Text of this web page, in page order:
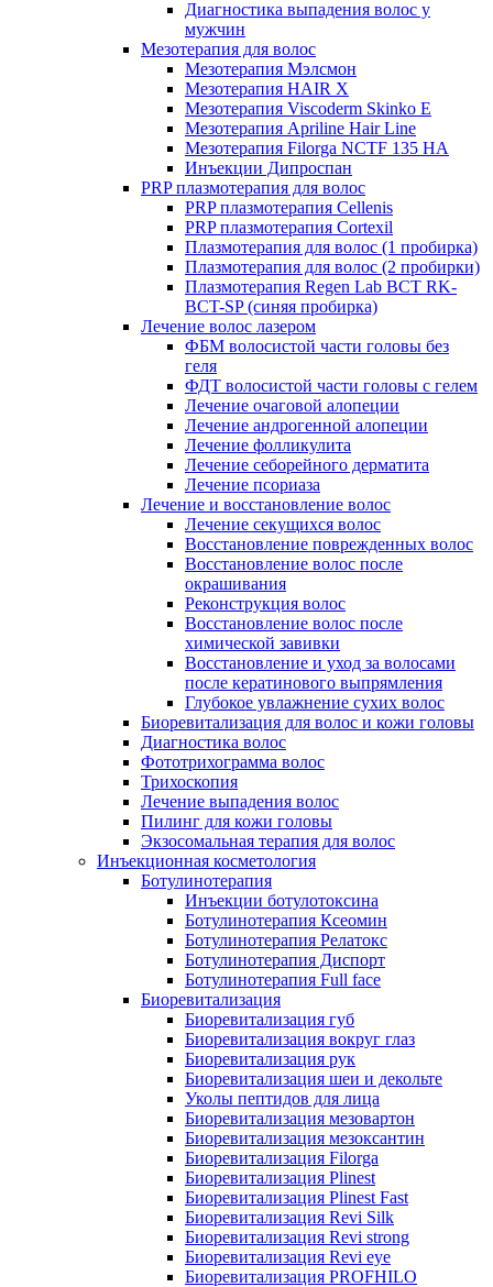
Диагностика выпадения волос у
мужчин
Мезотерапия для волос
Мезотерапия Мэлсмон
Мезотерапия HAIR X
Мезотерапия Viscoderm Skinko E
Мезотерапия Apriline Hair Line
Мезотерапия Filorga NCTF 135 HA
Инъекции Дипроспан
PRP плазмотерапия для волос
PRP плазмотерапия Cellenis
PRP плазмотерапия Cortexil
Плазмотерапия для волос (1 пробирка)
Плазмотерапия для волос (2 пробирки)
Плазмотерапия Regen Lab BCT RK-
BCT-SP (синяя пробирка)
Лечение волос лазером
ФБМ волосистой части головы без
геля
ФДТ волосистой части головы с гелем
Лечение очаговой алопеции
Лечение андрогенной алопеции
Лечение фолликулита
Лечение себорейного дерматита
Лечение псориаза
Лечение и восстановление волос
Лечение секущихся волос
Восстановление поврежденных волос
Восстановление волос после
окрашивания
Реконструкция волос
Восстановление волос после
химической завивки
Восстановление и уход за волосами
после кератинового выпрямления
Глубокое увлажнение сухих волос
Биоревитализация для волос и кожи головы
Диагностика волос
Фототрихограмма волос
Трихоскопия
Лечение выпадения волос
Пилинг для кожи головы
Экзосомальная терапия для волос
Инъекционная косметология
Ботулинотерапия
Инъекции ботулотоксина
Ботулинотерапия Ксеомин
Ботулинотерапия Релатокс
Ботулинотерапия Диспорт
Ботулинотерапия Full face
Биоревитализация
Биоревитализация губ
Биоревитализация вокруг глаз
Биоревитализация рук
Биоревитализация шеи и декольте
Уколы пептидов для лица
Биоревитализация мезовартон
Биоревитализация мезоксантин
Биоревитализация Filorga
Биоревитализация Plinest
Биоревитализация Plinest Fast
Биоревитализация Revi Silk
Биоревитализация Revi strong
Биоревитализация Revi eye
Биоревитализация PROFHILO